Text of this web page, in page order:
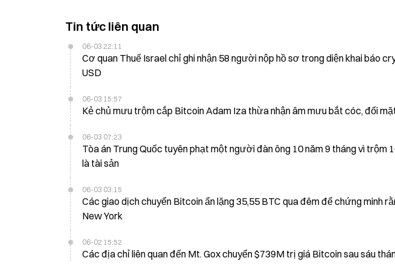
Tin tức liên quan
06-03 22:11
Cơ quan Thuế Israel chỉ ghi nhận 58 người nộp hồ sơ trong diện khai báo
USD
06-03 15:57
Kẻ chủ mưu trộm cắp Bitcoin Adam Iza thừa nhận âm mưu bắt cóc, đối
06-03 07:23
Tòa án Trung Quốc tuyên phạt một người đàn ông 10 năm 9 tháng vì trộm
là tài sản
06-03 03:15
Các giao dịch chuyển Bitcoin ẩn lặng 35,55 BTC qua đêm để chứng minh
New York
06-02 15:52
Các địa chỉ liên quan đến Mt. Gox chuyển $739M trị giá